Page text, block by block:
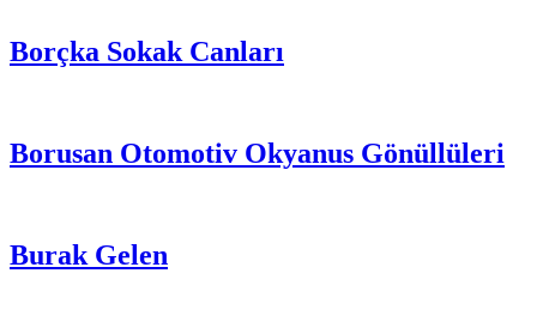
Borçka Sokak Canları
Borusan Otomotiv Okyanus Gönüllüleri
Burak Gelen